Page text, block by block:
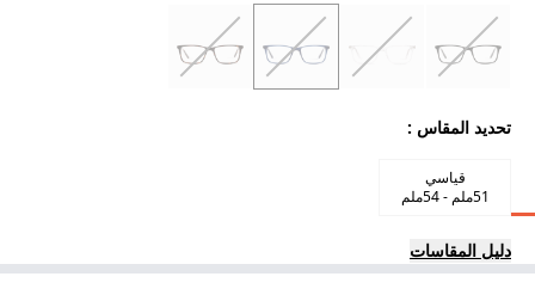
تحديد المقاس :
قياسي
51ملم - 54ملم
دليل المقاسات